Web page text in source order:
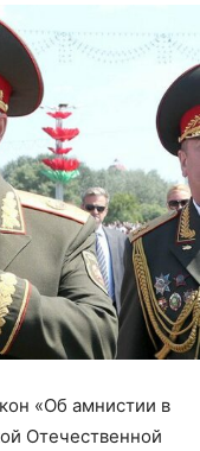
«Об амнистии в
Отечественной